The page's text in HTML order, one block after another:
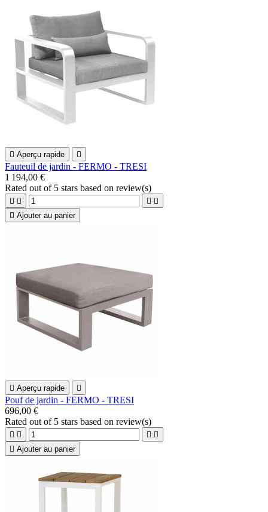
 Aperçu rapide 
Fauteuil de jardin - FERMO - TRESI
1 194,00 €
Rated out of 5 stars based on review(s)
   
 Ajouter au panier
 Aperçu rapide 
Pouf de jardin - FERMO - TRESI
696,00 €
Rated out of 5 stars based on review(s)
   
 Ajouter au panier